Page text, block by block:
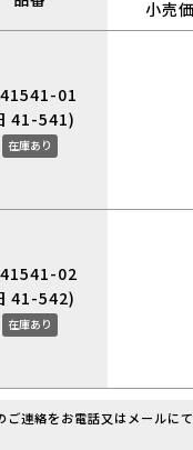
小売
01
41-541)
在庫あり
02
41-542)
在庫あり
連絡をお電話又はメールにて